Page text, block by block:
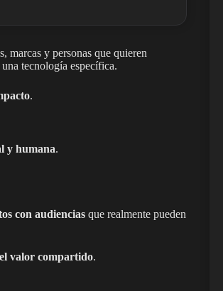
marcas y personas que quieren
tecnología específica.
.
y humana.
con audiencias que realmente pueden
el valor compartido.